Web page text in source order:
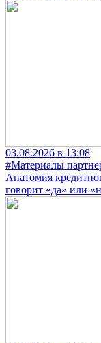
03.08.2026 в 13:08
#Материалы
Анатомия
говорит «да» или